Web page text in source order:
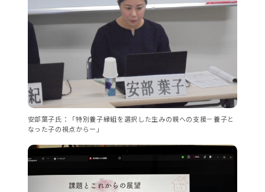
安部葉子氏：「特別養子縁組を選択した生みの親への支援－養子と
なった子の視点からー」